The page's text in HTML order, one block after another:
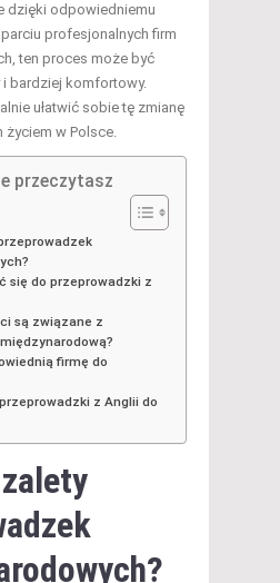
dzięki odpowiedniemu
profesjonalnych firm
ten proces może być
i bardziej komfortowy.
ułatwić sobie tę zmianę
życiem w Polsce.
przeczytasz
się do przeprowadzki z
są związane z
firmę do
z Anglii do